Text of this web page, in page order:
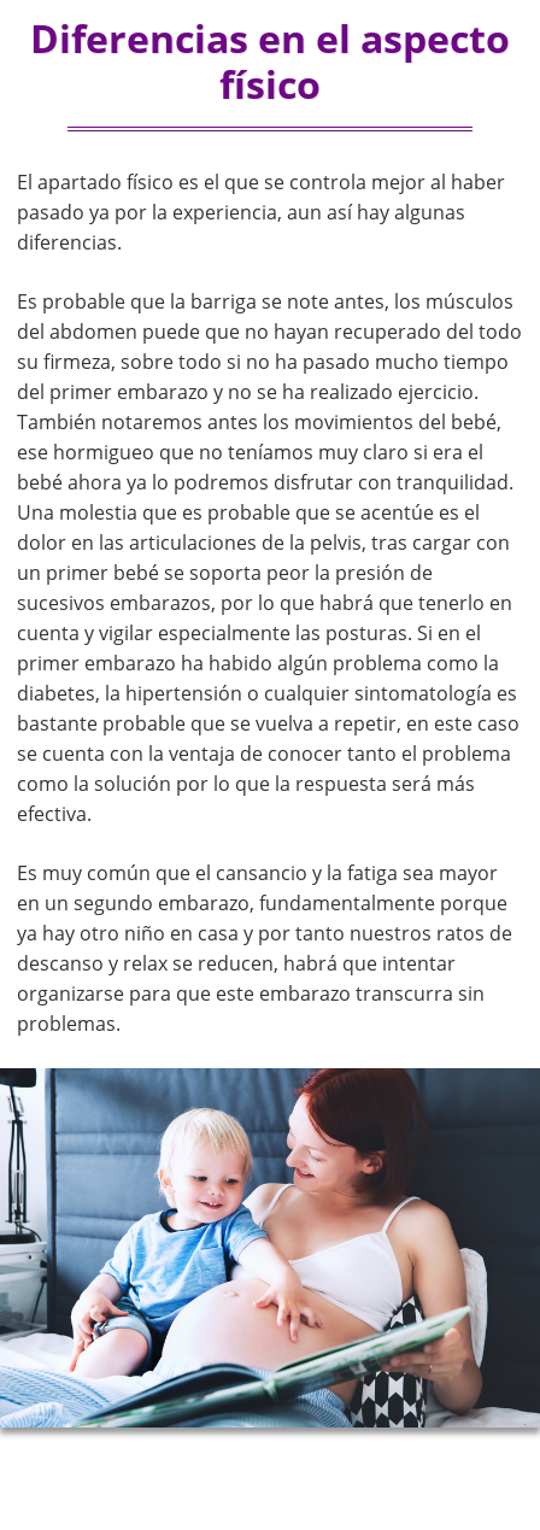
Diferencias en el aspecto
físico
El apartado físico es el que se controla mejor al haber
pasado ya por la experiencia, aun así hay algunas
diferencias.
Es probable que la barriga se note antes, los músculos
del abdomen puede que no hayan recuperado del todo
su firmeza, sobre todo si no ha pasado mucho tiempo
del primer embarazo y no se ha realizado ejercicio.
También notaremos antes los movimientos del bebé,
ese hormigueo que no teníamos muy claro si era el
bebé ahora ya lo podremos disfrutar con tranquilidad.
Una molestia que es probable que se acentúe es el
dolor en las articulaciones de la pelvis, tras cargar con
un primer bebé se soporta peor la presión de
sucesivos embarazos, por lo que habrá que tenerlo en
cuenta y vigilar especialmente las posturas. Si en el
primer embarazo ha habido algún problema como la
diabetes, la hipertensión o cualquier sintomatología es
bastante probable que se vuelva a repetir, en este caso
se cuenta con la ventaja de conocer tanto el problema
como la solución por lo que la respuesta será más
efectiva.
Es muy común que el cansancio y la fatiga sea mayor
en un segundo embarazo, fundamentalmente porque
ya hay otro niño en casa y por tanto nuestros ratos de
descanso y relax se reducen, habrá que intentar
organizarse para que este embarazo transcurra sin
problemas.